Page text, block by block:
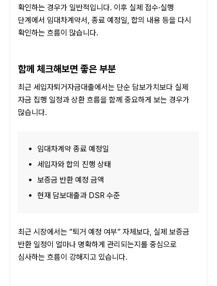
확인하는 경우가 일반적입니다. 이후 실제 접수·실행
단계에서 임대차계약서, 종료 예정일, 합의 내용 등을 다시
확인하는 흐름이 많습니다.
함께 체크해보면 좋은 부분
최근 세입자퇴거자금대출에서는 단순 담보가치보다 실제
자금 집행 일정과 상환 흐름을 함께 중요하게 보는 경우가
많습니다.
임대차계약 종료 예정일
세입자와 합의 진행 상태
보증금 반환 예정 금액
현재 담보대출과 DSR 수준
최근 시장에서는 “퇴거 예정 여부” 자체보다, 실제 보증금
반환 일정이 얼마나 명확하게 관리되는지를 중심으로
심사하는 흐름이 강해지고 있습니다.